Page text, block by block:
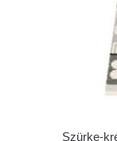
Szürke-